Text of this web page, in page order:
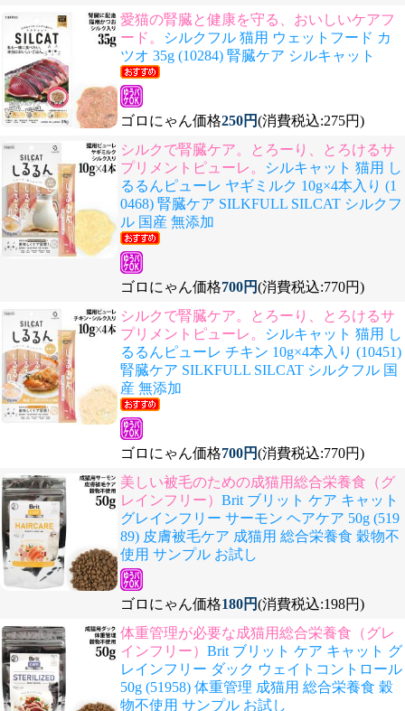
愛猫の腎臓と健康を守る、おいしいケアフ
ード。
シルクフル 猫用 ウェットフード カ
ツオ 35g (10284) 腎臓ケア シルキャット
ゴロにゃん価格250円(消費税込:275円)
シルクで腎臓ケア。とろーり、とろけるサ
プリメントピューレ。
シルキャット 猫用 し
るるんピューレ ヤギミルク 10g×4本入り (1
0468) 腎臓ケア SILKFULL SILCAT シルクフ
ル 国産 無添加
ゴロにゃん価格700円(消費税込:770円)
シルクで腎臓ケア。とろーり、とろけるサ
プリメントピューレ。
シルキャット 猫用 し
るるんピューレ チキン 10g×4本入り (10451)
腎臓ケア SILKFULL SILCAT シルクフル 国
産 無添加
ゴロにゃん価格700円(消費税込:770円)
美しい被毛のための成猫用総合栄養食（グ
レインフリー） Brit ブリット ケア キャット
グレインフリー サーモン ヘアケア 50g (519
89) 皮膚被毛ケア 成猫用 総合栄養食 穀物不
使用 サンプル お試し
ゴロにゃん価格180円(消費税込:198円)
体重管理が必要な成猫用総合栄養食（グレ
インフリー） Brit ブリット ケア キャット グ
レインフリー ダック ウェイトコントロール
50g (51958) 体重管理 成猫用 総合栄養食 穀
物不使用 サンプル お試し